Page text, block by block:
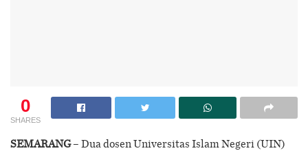
0
SHARES
SEMARANG– Dua dosen Universitas Islam Negeri (UIN)